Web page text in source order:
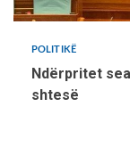
POLITIKË
Ndërpritet
shtesë